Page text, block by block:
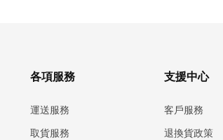
各項服務
運送服務
取貨服務
支援中心
客戶服務
退換貨政策